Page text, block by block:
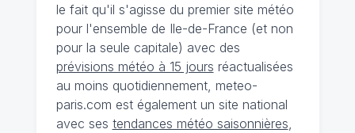
le fait qu'il s'agisse du premier site météo
pour l'ensemble de Ile-de-France (et non
pour la seule capitale) avec des
prévisions météo à 15 jours réactualisées
au moins quotidiennement, meteo-
paris.com est également un site national
avec ses tendances météo saisonnières